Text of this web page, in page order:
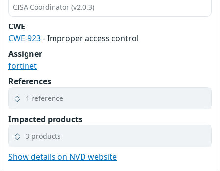
CISA Coordinator (v2.0.3)
CWE
CWE-923- Improper access control
Assigner
fortinet
References
1 reference
Impacted products
3 products
Show details on NVD website